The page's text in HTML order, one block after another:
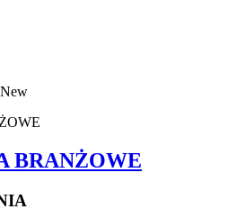
New
BRANŻOWE